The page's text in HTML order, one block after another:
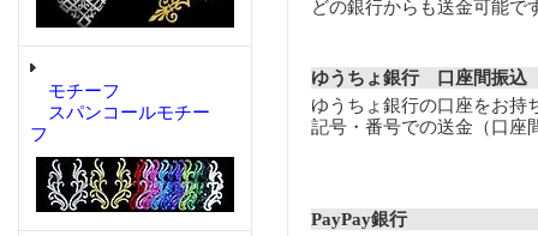
モチーフ
スパンコールモチー
フ
どの銀行からも送金可能で
ゆうちょ銀行 口座間振込
ゆうちょ銀行の口座をお持
記号・番号での送金（口座
PayPay銀行